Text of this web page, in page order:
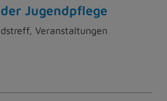
Jugendpflege
Veranstaltungen